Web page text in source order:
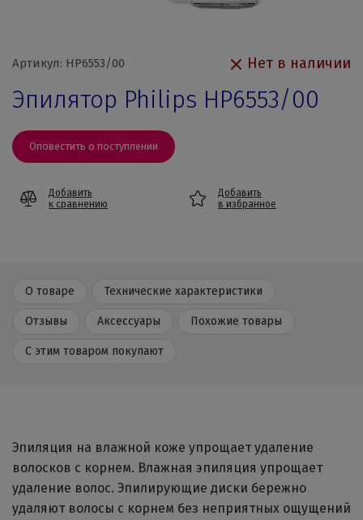
Артикул: HP6553/00 Нет в наличии
Эпилятор Philips HP6553/00
Оповестить о поступлении
Добавить
к сравнению
Добавить
в избранное
О товаре Технические характеристики
Отзывы Аксессуары Похожие товары
С этим товаром покупают
Эпиляция на влажной коже упрощает удаление
волосков с корнем. Влажная эпиляция упрощает
удаление волос. Эпилирующие диски бережно
удаляют волосы с корнем без неприятных ощущений